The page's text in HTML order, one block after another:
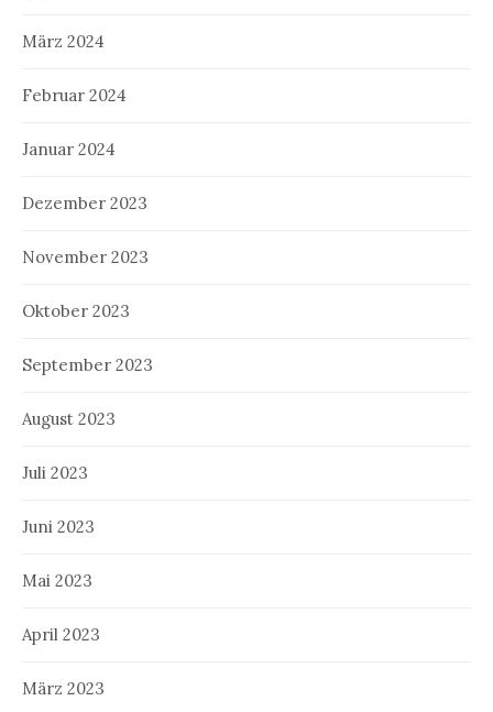
März 2024
Februar 2024
Januar 2024
Dezember 2023
November 2023
Oktober 2023
September 2023
August 2023
Juli 2023
Juni 2023
Mai 2023
April 2023
März 2023